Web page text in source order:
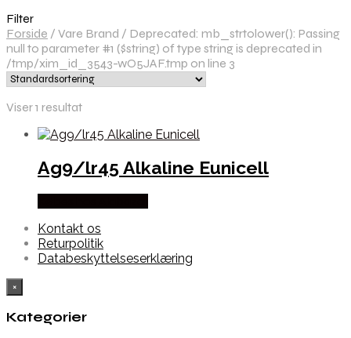
Filter
Forside / Vare Brand / Deprecated: mb_strtolower(): Passing
null to parameter #1 ($string) of type string is deprecated in
/tmp/xim_id_3543-wO5JAF.tmp on line 3
Viser 1 resultat
Ag9/lr45 Alkaline Eunicell
Kontakt os
Returpolitik
Databeskyttelseserklæring
×
Kategorier